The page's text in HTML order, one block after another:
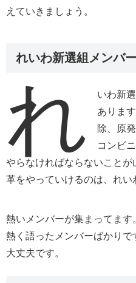
えていきましょう。
れいわ新選組メンバー
れ
いわ新
ありま
除、原
コンビ
やらなければならないこと
革をやっていけるのは、れい
熱いメンバーが集まってま
熱く語ったメンバーばかり
大丈夫です。